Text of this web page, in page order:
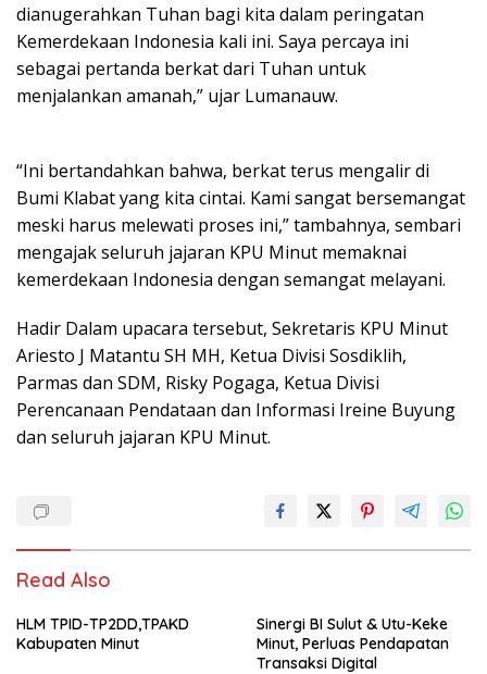
dianugerahkan Tuhan bagi kita dalam peringatan
Kemerdekaan Indonesia kali ini. Saya percaya ini
sebagai pertanda berkat dari Tuhan untuk
menjalankan amanah,” ujar Lumanauw.
“Ini bertandahkan bahwa, berkat terus mengalir di
Bumi Klabat yang kita cintai. Kami sangat bersemangat
meski harus melewati proses ini,” tambahnya, sembari
mengajak seluruh jajaran KPU Minut memaknai
kemerdekaan Indonesia dengan semangat melayani.
Hadir Dalam upacara tersebut, Sekretaris KPU Minut
Ariesto J Matantu SH MH, Ketua Divisi Sosdiklih,
Parmas dan SDM, Risky Pogaga, Ketua Divisi
Perencanaan Pendataan dan Informasi Ireine Buyung
dan seluruh jajaran KPU Minut.
Read Also
HLM TPID-TP2DD,TPAKD
Kabupaten Minut
Sinergi BI Sulut & Utu-Keke
Minut, Perluas Pendapatan
Transaksi Digital